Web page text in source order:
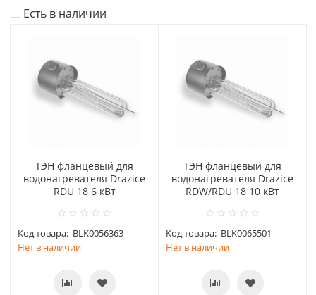
Есть в наличии
ТЭН фланцевый для
водонагревателя Drazice
RDU 18 6 кВт
Код товара: BLK0056363
Нет в наличии
ТЭН фланцевый для
водонагревателя Drazice
RDW/RDU 18 10 кВт
Код товара: BLK0065501
Нет в наличии